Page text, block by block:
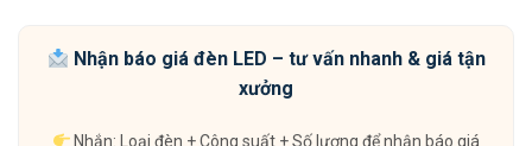
Nhận báo giá đèn LED – tư vấn nhanh & giá tận
xưởng
Nhắn: Loại đèn + Công suất + Số lượng để nhận báo giá